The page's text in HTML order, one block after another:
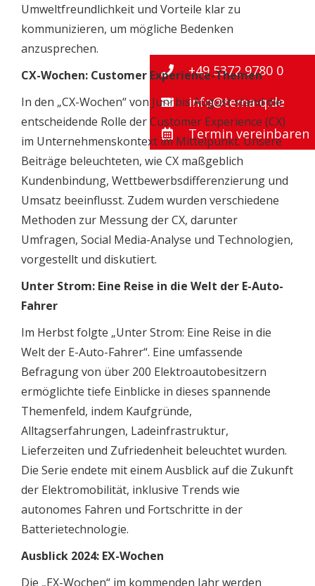
Umweltfreundlichkeit und Vorteile klar zu
kommunizieren, um mögliche Bedenken
anzusprechen.
CX-Wochen: Customer Experience-Themen
In den „CX-Wochen“ von Juni bis August stand die
entscheidende Rolle der Customer Experience (CX)
im Unternehmenskontext im Mittelpunkt. Unsere
Beiträge beleuchteten, wie CX maßgeblich
Kundenbindung, Wettbewerbsdifferenzierung und
Umsatz beeinflusst. Zudem wurden verschiedene
Methoden zur Messung der CX, darunter
Umfragen, Social Media-Analyse und Technologien,
vorgestellt und diskutiert.
Unter Strom: Eine Reise in die Welt der E-Auto-
Fahrer
Im Herbst folgte „Unter Strom: Eine Reise in die
Welt der E-Auto-Fahrer“. Eine umfassende
Befragung von über 200 Elektroautobesitzern
ermöglichte tiefe Einblicke in dieses spannende
Themenfeld, indem Kaufgründe,
Alltagserfahrungen, Ladeinfrastruktur,
Lieferzeiten und Zufriedenheit beleuchtet wurden.
Die Serie endete mit einem Ausblick auf die Zukunft
der Elektromobilität, inklusive Trends wie
autonomes Fahren und Fortschritte in der
Batterietechnologie.
Ausblick 2024: EX-Wochen
Die „EX-Wochen“ im kommenden Jahr werden
+49 5372 9780 0
info@tema-q.de
Termin vereinbaren